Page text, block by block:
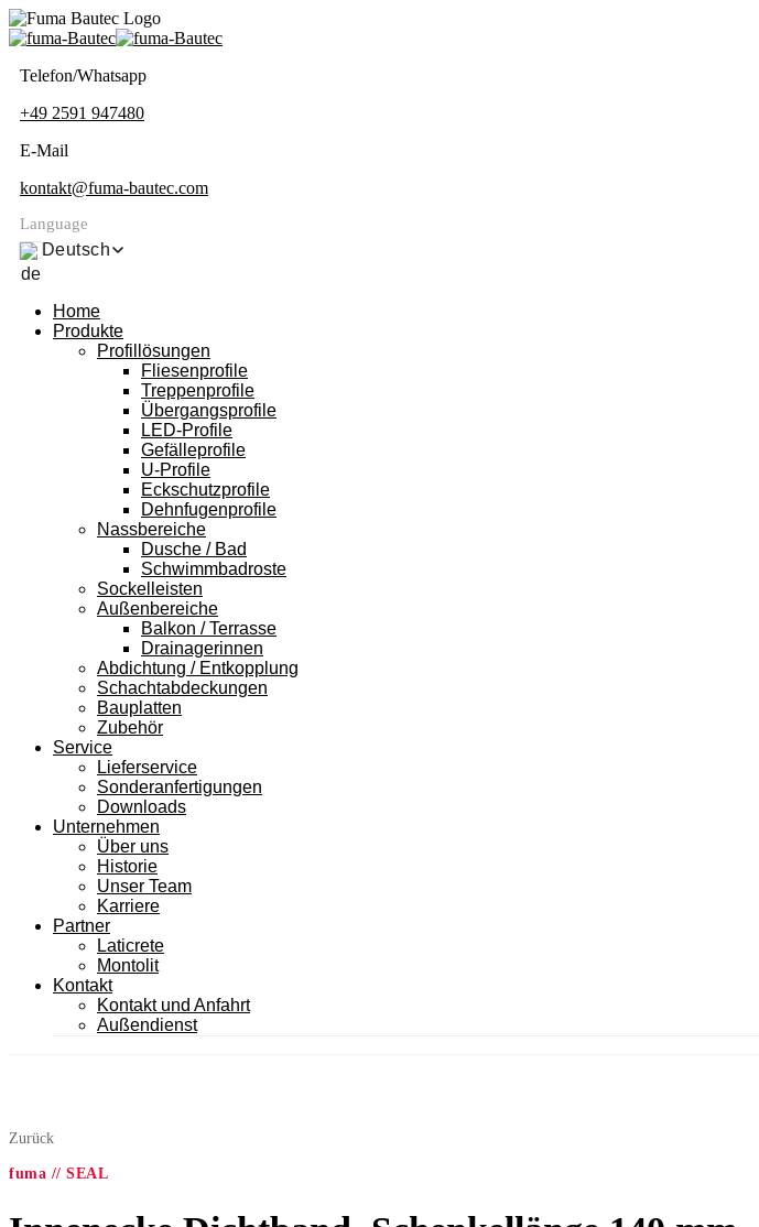
Telefon/Whatsapp
+49 2591 947480
E-Mail
kontakt@fuma-bautec.com
Language
Deutsch
Home
Produkte
Profillösungen
Fliesenprofile
Treppenprofile
Übergangsprofile
LED-Profile
Gefälleprofile
U-Profile
Eckschutzprofile
Dehnfugenprofile
Nassbereiche
Dusche / Bad
Schwimmbadroste
Sockelleisten
Außenbereiche
Balkon / Terrasse
Drainagerinnen
Abdichtung / Entkopplung
Schachtabdeckungen
Bauplatten
Zubehör
Service
Lieferservice
Sonderanfertigungen
Downloads
Unternehmen
Über uns
Historie
Unser Team
Karriere
Partner
Laticrete
Montolit
Kontakt
Kontakt und Anfahrt
Außendienst
Zurück
fuma // SEAL